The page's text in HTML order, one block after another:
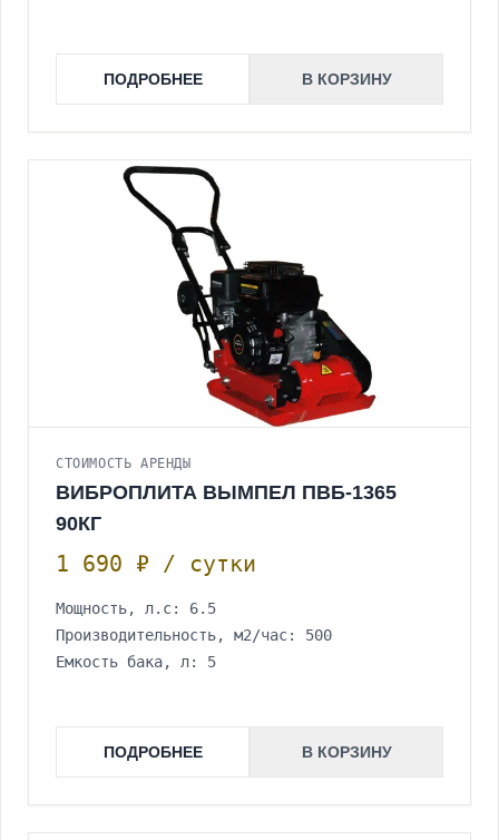
ПОДРОБНЕЕ В КОРЗИНУ
СТОИМОСТЬ АРЕНДЫ
ВИБРОПЛИТА ВЫМПЕЛ ПВБ-1365
90КГ
1 690 ₽ / сутки
Мощность, л.с: 6.5
Производительность, м2/час: 500
Емкость бака, л: 5
ПОДРОБНЕЕ В КОРЗИНУ